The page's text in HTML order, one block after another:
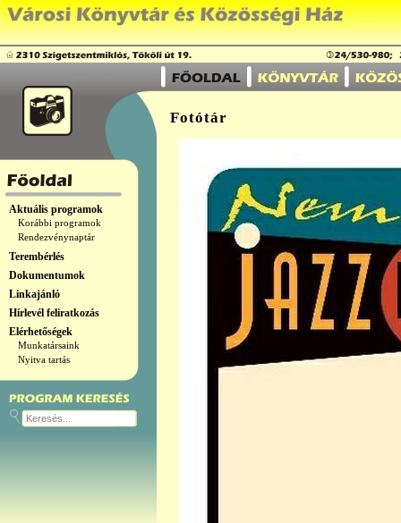
Aktuális programok
Korábbi programok
Rendezvénynaptár
Terembérlés
Dokumentumok
Linkajánló
Hírlevél feliratkozás
Elérhetőségek
Munkatársaink
Nyitva tartás
Fotótár